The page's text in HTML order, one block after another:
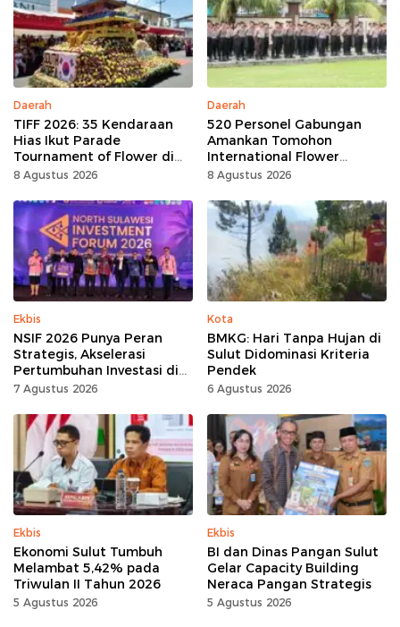
Daerah
TIFF 2026: 35 Kendaraan
Hias Ikut Parade
Tournament of Flower di
Tomohon
8 Agustus 2026
Daerah
520 Personel Gabungan
Amankan Tomohon
International Flower
Festival
8 Agustus 2026
Ekbis
NSIF 2026 Punya Peran
Strategis, Akselerasi
Pertumbuhan Investasi di
Sulut
7 Agustus 2026
Kota
BMKG: Hari Tanpa Hujan di
Sulut Didominasi Kriteria
Pendek
6 Agustus 2026
Ekbis
Ekonomi Sulut Tumbuh
Melambat 5,42% pada
Triwulan II Tahun 2026
5 Agustus 2026
Ekbis
BI dan Dinas Pangan Sulut
Gelar Capacity Building
Neraca Pangan Strategis
5 Agustus 2026